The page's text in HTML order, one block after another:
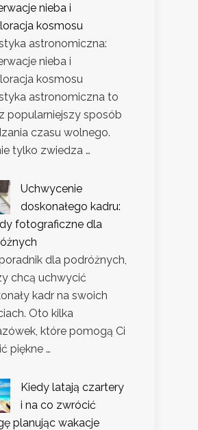
nieba i
kosmosu
astronomiczna:
nieba i
kosmosu
astronomiczna to
popularniejszy sposób
czasu wolnego.
tylko zwiedza …
Uchwycenie
doskonałego kadru:
fotograficzne dla
dla podróżnych,
chcą uchwycić
kadr na swoich
Oto kilka
które pomogą Ci
piękne …
Kiedy latają czartery
i na co zwrócić
planując wakacje